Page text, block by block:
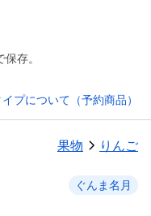
存。
プについて（予約商品）
果物 りんご
ぐんま名月